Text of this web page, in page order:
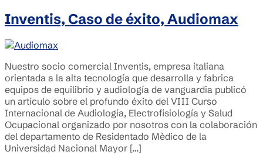
Inventis, Caso de éxito, Audiomax
Nuestro socio comercial Inventis, empresa italiana
orientada a la alta tecnología que desarrolla y fabrica
equipos de equilibrio y audiología de vanguardia publicó
un artículo sobre el profundo éxito del VIII Curso
Internacional de Audiología, Electrofisiología y Salud
Ocupacional organizado por nosotros con la colaboración
del departamento de Residentado Mèdico de la
Universidad Nacional Mayor […]